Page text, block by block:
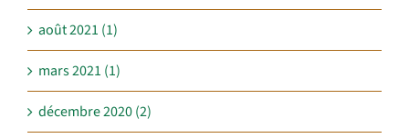
août 2021 (1)
mars 2021 (1)
décembre 2020 (2)